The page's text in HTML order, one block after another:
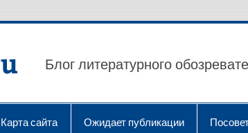
Блог литературного
Карта сайта Ожидает публикации